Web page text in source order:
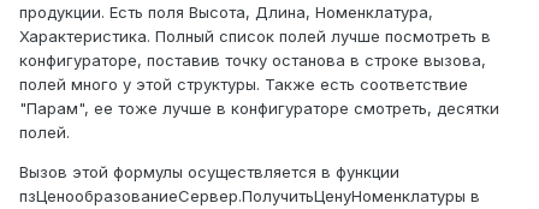
продукции. Есть поля Высота, Длина, Номенклатура,
Характеристика. Полный список полей лучше посмотреть в
конфигураторе, поставив точку останова в строке вызова,
полей много у этой структуры. Также есть соответствие
"Парам", ее тоже лучше в конфигураторе смотреть, десятки
полей.
Вызов этой формулы осуществляется в функции
пзЦенообразованиеСервер.ПолучитьЦенуНоменклатуры в